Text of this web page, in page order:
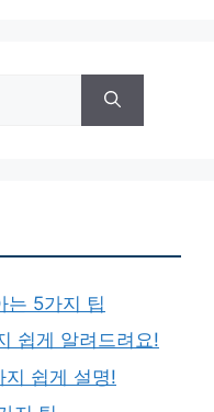
는 5가지 팁
쉽게 알려드려요!
지 쉽게 설명!